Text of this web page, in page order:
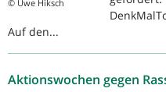
© Uwe Hiksch
Auf den...
Aktionswochen gegen